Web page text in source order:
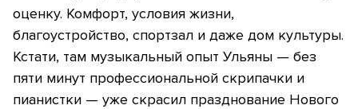
оценку. Комфорт, условия жизни,
благоустройство, спортзал и даже дом культуры.
Кстати, там музыкальный опыт Ульяны — без
пяти минут профессиональной скрипачки и
пианистки — уже скрасил празднование Нового